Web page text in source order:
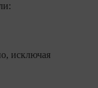
исклю­чая